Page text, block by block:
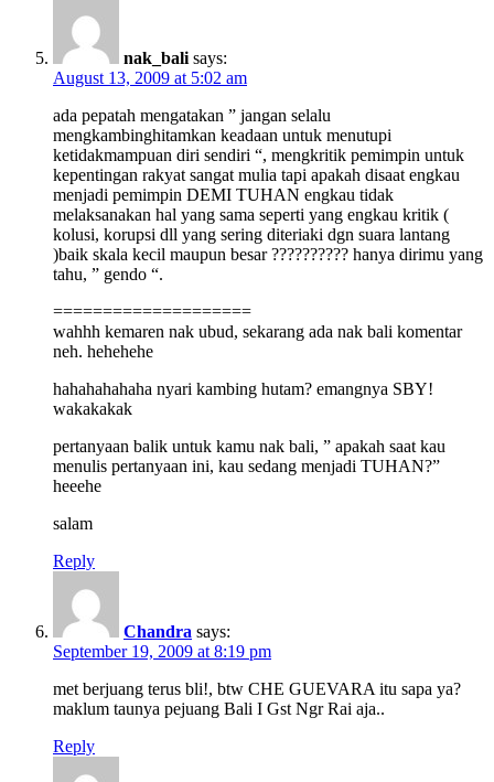
nak_bali says:
August 13, 2009 at 5:02 am
ada pepatah mengatakan ” jangan selalu
mengkambinghitamkan keadaan untuk menutupi
ketidakmampuan diri sendiri “, mengkritik pemimpin untuk
kepentingan rakyat sangat mulia tapi apakah disaat engkau
menjadi pemimpin DEMI TUHAN engkau tidak
melaksanakan hal yang sama seperti yang engkau kritik (
kolusi, korupsi dll yang sering diteriaki dgn suara lantang
)baik skala kecil maupun besar ?????????? hanya dirimu yang
tahu, ” gendo “.
====================
wahhh kemaren nak ubud, sekarang ada nak bali komentar
neh. hehehehe
hahahahahaha nyari kambing hutam? emangnya SBY!
wakakakak
pertanyaan balik untuk kamu nak bali, ” apakah saat kau
menulis pertanyaan ini, kau sedang menjadi TUHAN?”
heeehe
salam
Reply
Chandra says:
September 19, 2009 at 8:19 pm
met berjuang terus bli!, btw CHE GUEVARA itu sapa ya?
maklum taunya pejuang Bali I Gst Ngr Rai aja..
Reply